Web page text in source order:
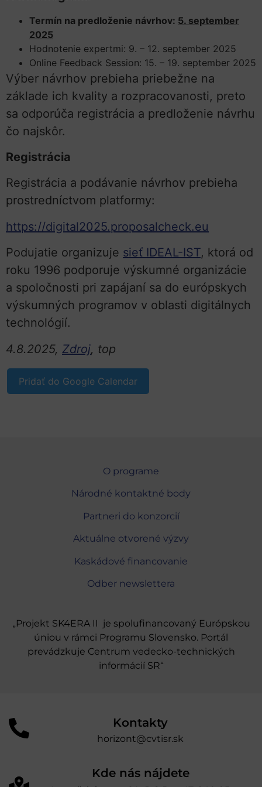
Termín na predloženie návrhov: 5. september
2025
Hodnotenie expertmi: 9. – 12. september 2025
Online Feedback Session: 15. – 19. september 2025
Výber návrhov prebieha priebežne na
základe ich kvality a rozpracovanosti, preto
sa odporúča registrácia a predloženie návrhu
čo najskôr.
Registrácia
Registrácia a podávanie návrhov prebieha
prostredníctvom platformy:
https://digital2025.proposalcheck.eu
Podujatie organizuje sieť IDEAL-IST, ktorá od
roku 1996 podporuje výskumné organizácie
a spoločnosti pri zapájaní sa do európskych
výskumných programov v oblasti digitálnych
technológií.
4.8.2025, Zdroj, top
Pridať do Google Calendar
O programe
Národné kontaktné body
Partneri do konzorcií
Aktuálne otvorené výzvy
Kaskádové financovanie
Odber newslettera
„Projekt SK4ERA II je spolufinancovaný Európskou
úniou v rámci Programu Slovensko. Portál
prevádzkuje Centrum vedecko-technických
informácií SR“
Kontakty
horizont@cvtisr.sk
Kde nás nájdete